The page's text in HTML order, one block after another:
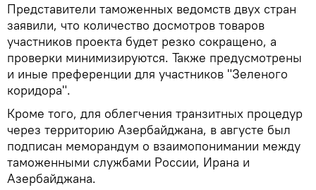
Представители таможенных ведомств двух стран
заявили, что количество досмотров товаров
участников проекта будет резко сокращено, а
проверки минимизируются. Также предусмотрены
и иные преференции для участников "Зеленого
коридора".
Кроме того, для облегчения транзитных процедур
через территорию Азербайджана, в августе был
подписан меморандум о взаимопонимании между
таможенными службами России, Ирана и
Азербайджана.